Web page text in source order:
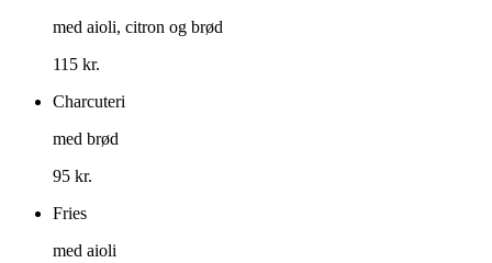
med aioli, citron og brød
115 kr.
Charcuteri
med brød
95 kr.
Fries
med aioli